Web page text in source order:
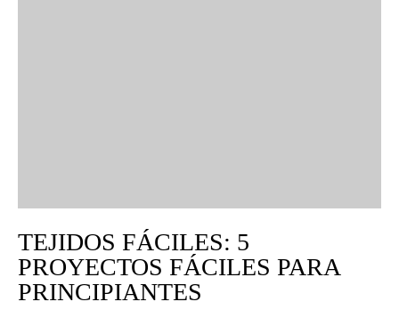
TEJIDOS FÁCILES: 5
PROYECTOS FÁCILES PARA
PRINCIPIANTES